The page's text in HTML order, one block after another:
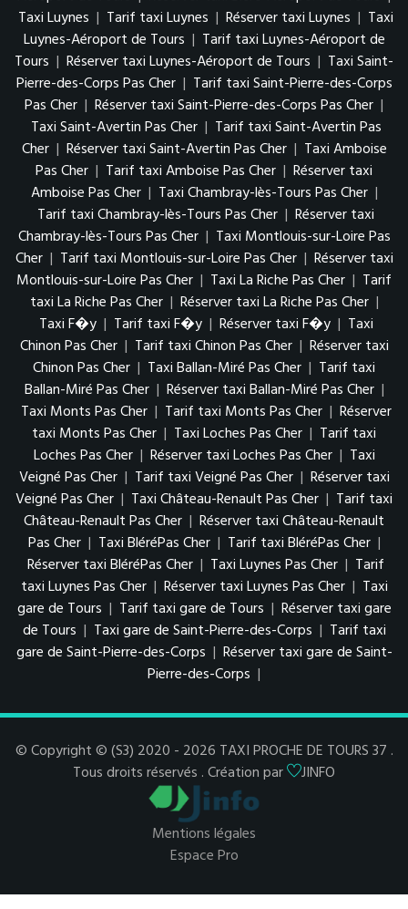
Taxi Luynes | Tarif taxi Luynes | Réserver taxi Luynes | Taxi
Luynes-Aéroport de Tours | Tarif taxi Luynes-Aéroport de
Tours | Réserver taxi Luynes-Aéroport de Tours | Taxi Saint-
Pierre-des-Corps Pas Cher | Tarif taxi Saint-Pierre-des-Corps
Pas Cher | Réserver taxi Saint-Pierre-des-Corps Pas Cher |
Taxi Saint-Avertin Pas Cher | Tarif taxi Saint-Avertin Pas
Cher | Réserver taxi Saint-Avertin Pas Cher | Taxi Amboise
Pas Cher | Tarif taxi Amboise Pas Cher | Réserver taxi
Amboise Pas Cher | Taxi Chambray-lès-Tours Pas Cher |
Tarif taxi Chambray-lès-Tours Pas Cher | Réserver taxi
Chambray-lès-Tours Pas Cher | Taxi Montlouis-sur-Loire Pas
Cher | Tarif taxi Montlouis-sur-Loire Pas Cher | Réserver taxi
Montlouis-sur-Loire Pas Cher | Taxi La Riche Pas Cher | Tarif
taxi La Riche Pas Cher | Réserver taxi La Riche Pas Cher |
Taxi F�y | Tarif taxi F�y | Réserver taxi F�y | Taxi
Chinon Pas Cher | Tarif taxi Chinon Pas Cher | Réserver taxi
Chinon Pas Cher | Taxi Ballan-Miré Pas Cher | Tarif taxi
Ballan-Miré Pas Cher | Réserver taxi Ballan-Miré Pas Cher |
Taxi Monts Pas Cher | Tarif taxi Monts Pas Cher | Réserver
taxi Monts Pas Cher | Taxi Loches Pas Cher | Tarif taxi
Loches Pas Cher | Réserver taxi Loches Pas Cher | Taxi
Veigné Pas Cher | Tarif taxi Veigné Pas Cher | Réserver taxi
Veigné Pas Cher | Taxi Château-Renault Pas Cher | Tarif taxi
Château-Renault Pas Cher | Réserver taxi Château-Renault
Pas Cher | Taxi BléréPas Cher | Tarif taxi BléréPas Cher |
Réserver taxi BléréPas Cher | Taxi Luynes Pas Cher | Tarif
taxi Luynes Pas Cher | Réserver taxi Luynes Pas Cher | Taxi
gare de Tours | Tarif taxi gare de Tours | Réserver taxi gare
de Tours | Taxi gare de Saint-Pierre-des-Corps | Tarif taxi
gare de Saint-Pierre-des-Corps | Réserver taxi gare de Saint-
Pierre-des-Corps |
© Copyright © (S3) 2020 - 2026 TAXI PROCHE DE TOURS 37 .
Tous droits réservés . Création par
JINFO
Mentions légales
Espace Pro